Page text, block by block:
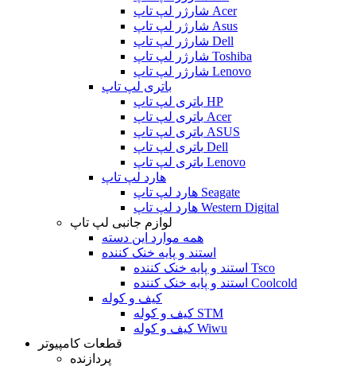
شارژر لپ تاپ Acer
شارژر لپ تاپ Asus
شارژر لپ تاپ Dell
شارژر لپ تاپ Toshiba
شارژر لپ تاپ Lenovo
باتری لپ تاپ
باتری لپ تاپ HP
باتری لپ تاپ Acer
باتری لپ تاپ ASUS
باتری لپ تاپ Dell
باتری لپ تاپ Lenovo
هارد لپ تاپ
هارد لپ تاپ Seagate
هارد لپ تاپ Western Digital
لوازم جانبی لپ تاپ
همه موارد این دسته
استند و پایه خنک کننده
استند و پایه خنک کننده Tsco
استند و پایه خنک کننده Coolcold
کیف و کوله
کیف و کوله STM
کیف و کوله Wiwu
قطعات کامپیوتر
پردازنده